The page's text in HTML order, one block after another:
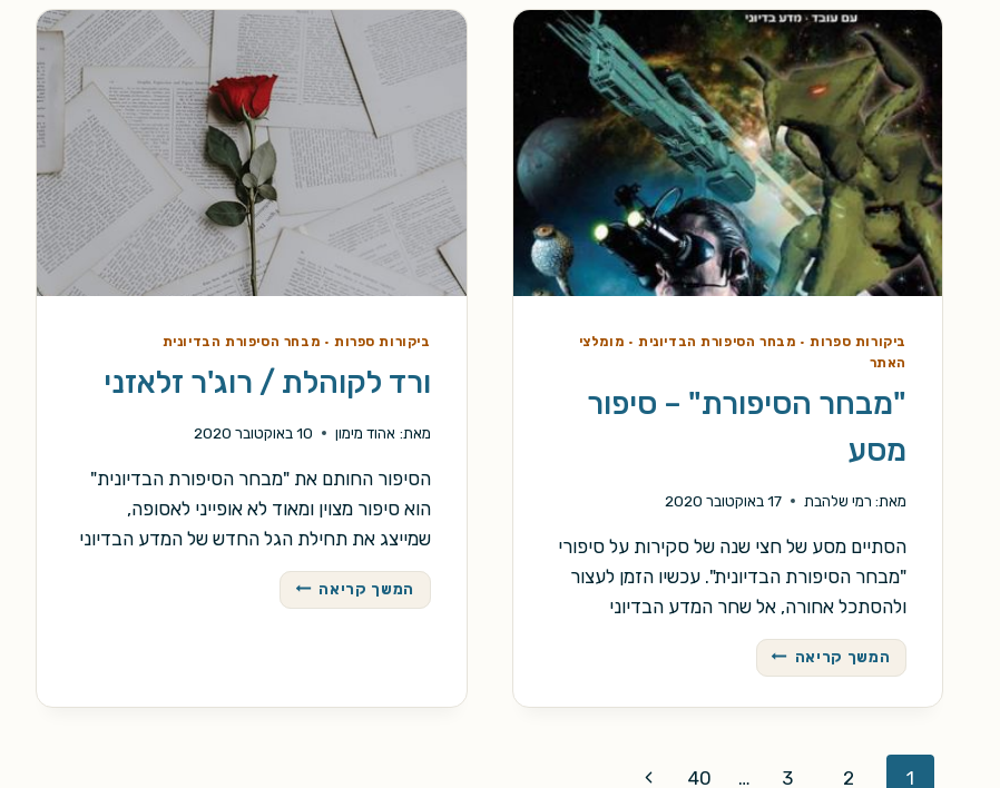
ביקורות ספרות· מבחר הסיפורת הבדיונית · מומלצי
האתר
"מבחר הסיפורת" – סיפור
מסע
מאת: רמי שלהבת 17 באוקטובר 2020
הסתיים מסע של חצי שנה של סקירות על סיפורי
"מבחר הסיפורת הבדיונית". עכשיו הזמן לעצור
ולהסתכל אחורה, אל שחר המדע הבדיוני
המשך קריאה "מבחר
הסיפורת"
ביקורות ספרות · מבחר הסיפורת הבדיונית
ורד לקוהלת / רוג'ר זלאזני
מאת: אהוד מימון 10 באוקטובר 2020
הסיפור החותם את "מבחר הסיפורת הבדיונית"
הוא סיפור מצוין ומאוד לא אופייני לאסופה,
שמייצג את תחילת הגל החדש של המדע הבדיוני
המשך קריאהורד
לקוהלת
Page
1
2
3
…
40
Next